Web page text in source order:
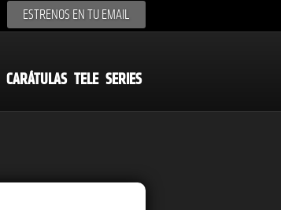
ESTRENOS EN TU EMAIL
CARÁTULAS TELE SERIES